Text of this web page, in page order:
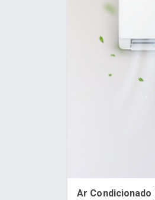
Ar